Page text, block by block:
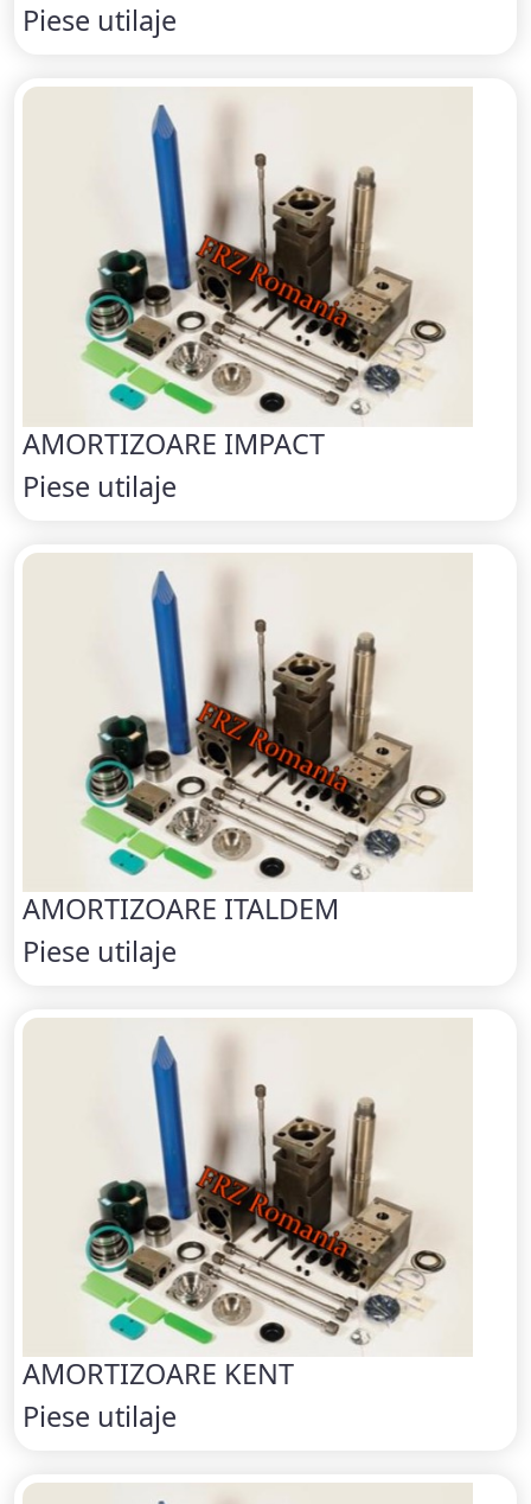
Piese utilaje
AMORTIZOARE IMPACT
Piese utilaje
AMORTIZOARE ITALDEM
Piese utilaje
AMORTIZOARE KENT
Piese utilaje